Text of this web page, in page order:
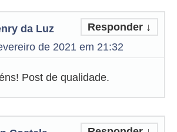
da Luz
de 2021 em 21:32
Responder ↓
Post de qualidade.